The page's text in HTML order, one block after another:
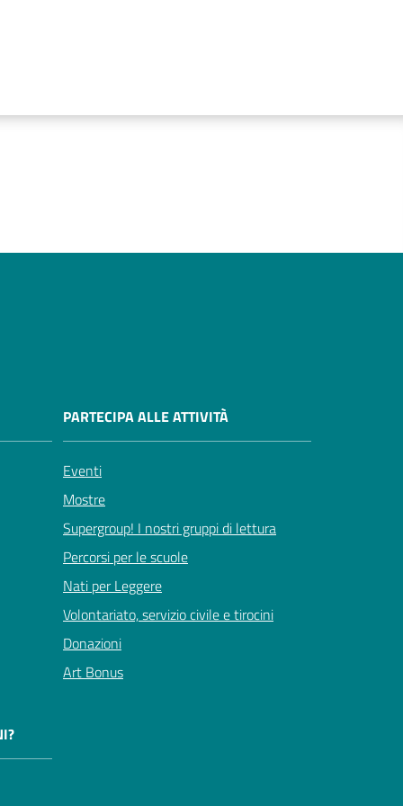
PARTECIPA ALLE ATTIVITÀ
Eventi
Mostre
Supergroup! I nostri gruppi di lettura
Percorsi per le scuole
Nati per Leggere
Volontariato, servizio civile e tirocini
Donazioni
Art Bonus